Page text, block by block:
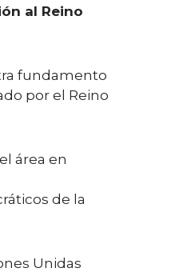
al Reino
fundamento
por el Reino
área en
de la
Unidas